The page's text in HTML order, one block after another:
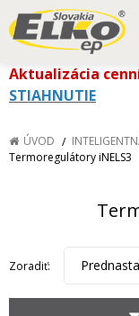
Aktualizácia
STIAHNUTIE
ÚVOD
Termoregulátory iNELS3
Zoradiť: